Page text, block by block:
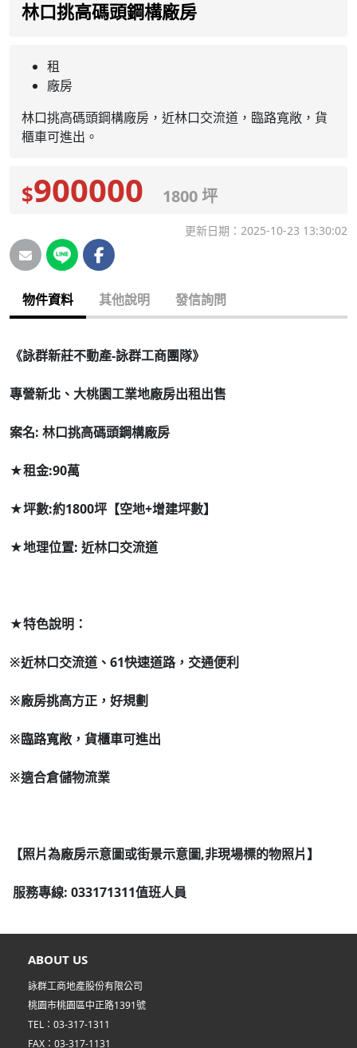
林口挑高碼頭鋼構廠房
租
廠房
林口挑高碼頭鋼構廠房，近林口交流道，臨路寬敞，貨
櫃車可進出。
$900000 1800 坪
更新日期：2025-10-23 13:30:02
物件資料 其他說明 發信詢問
《詠群新莊不動產-詠群工商團隊》
專營新北、大桃園工業地廠房出租出售
案名: 林口挑高碼頭鋼構廠房
★租金:90萬
★坪數:約1800坪 【空地+增建坪數】
★地理位置: 近林口交流道
★特色說明：
※近林口交流道、61快速道路，交通便利
※廠房挑高方正，好規劃
※臨路寬敞，貨櫃車可進出
※適合倉儲物流業
【照片為廠房示意圖或街景示意圖,非現場標的物照片】
服務專線: 033171311值班人員
ABOUT US
詠群工商地產股份有限公司
桃園市桃園區中正路1391號
TEL：03-317-1311
FAX：03-317-1131